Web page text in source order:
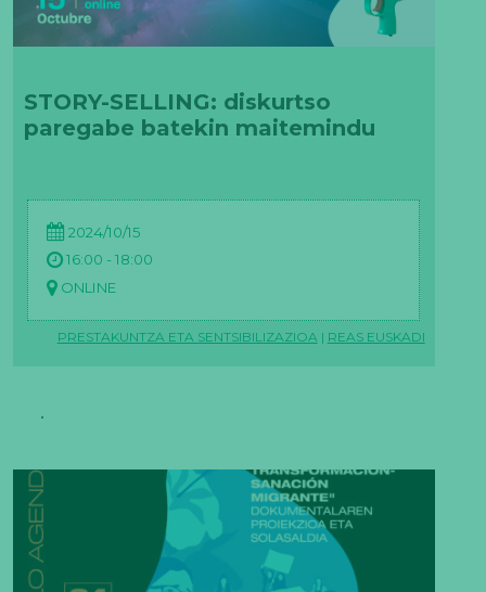
STORY-SELLING: diskurtso
paregabe batekin maitemindu
2024/10/15
16:00 - 18:00
ONLINE
PRESTAKUNTZA ETA SENTSIBILIZAZIOA | REAS EUSKADI